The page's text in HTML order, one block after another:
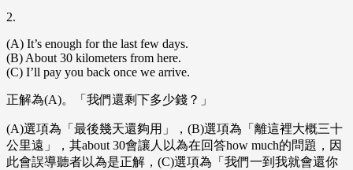
2.
(A) It’s enough for the last few days.
(B) About 30 kilometers from here.
(C) I’ll pay you back once we arrive.
正解為(A)。「我們還剩下多少錢？」
(A)選項為「最後幾天還夠用」，(B)選項為「離這裡大概三十
公里遠」，其about 30會讓人以為在回答how much的問題，因
此會誤導聽者以為是正解，(C)選項為「我們一到我就會還你